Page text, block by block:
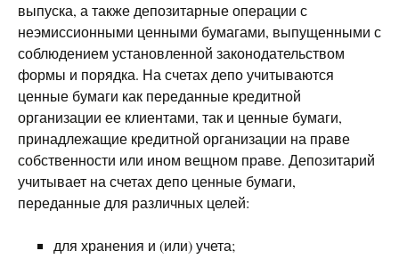
выпуска, а также депозитарные операции с
неэмиссионными ценными бумагами, выпущенными с
соблюдением установленной законодательством
формы и порядка. На счетах депо учитываются
ценные бумаги как переданные кредитной
организации ее клиентами, так и ценные бумаги,
принадлежащие кредитной организации на праве
собственности или ином вещном праве. Депозитарий
учитывает на счетах депо ценные бумаги,
переданные для различных целей:
для хранения и (или) учета;